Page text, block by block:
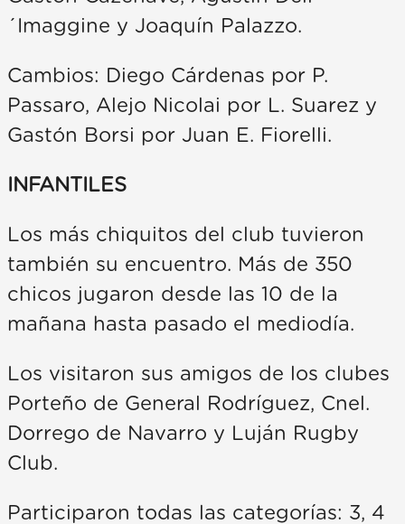
´Imaggine y Joaquín Palazzo.
Cambios: Diego Cárdenas por P.
Passaro, Alejo Nicolai por L. Suarez y
Gastón Borsi por Juan E. Fiorelli.
INFANTILES
Los más chiquitos del club tuvieron
también su encuentro. Más de 350
chicos jugaron desde las 10 de la
mañana hasta pasado el mediodía.
Los visitaron sus amigos de los clubes
Porteño de General Rodríguez, Cnel.
Dorrego de Navarro y Luján Rugby
Club.
Participaron todas las categorías: 3, 4